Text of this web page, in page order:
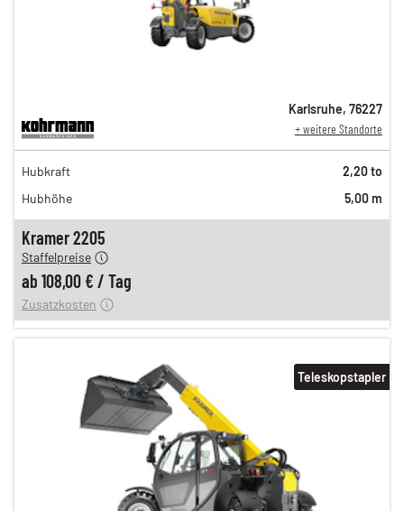
Kramer 2205
188,00 €
153,00 €
130,00 €
Staffelpreise
ab 108,00 € / Tag
12,00 €
Zusatzkosten
Karlsruhe, 76227
+ weitere Standorte
Hubkraft
2,20 to
Hubhöhe
5,00 m
Teleskopstapler